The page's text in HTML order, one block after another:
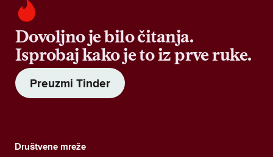
Dovoljno je bilo čitanja.
Isprobaj kako je to iz prve ruke.
Preuzmi Tinder
Društvene mreže